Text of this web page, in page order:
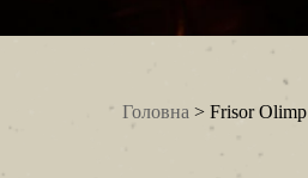
Головна > Frisor Olimp